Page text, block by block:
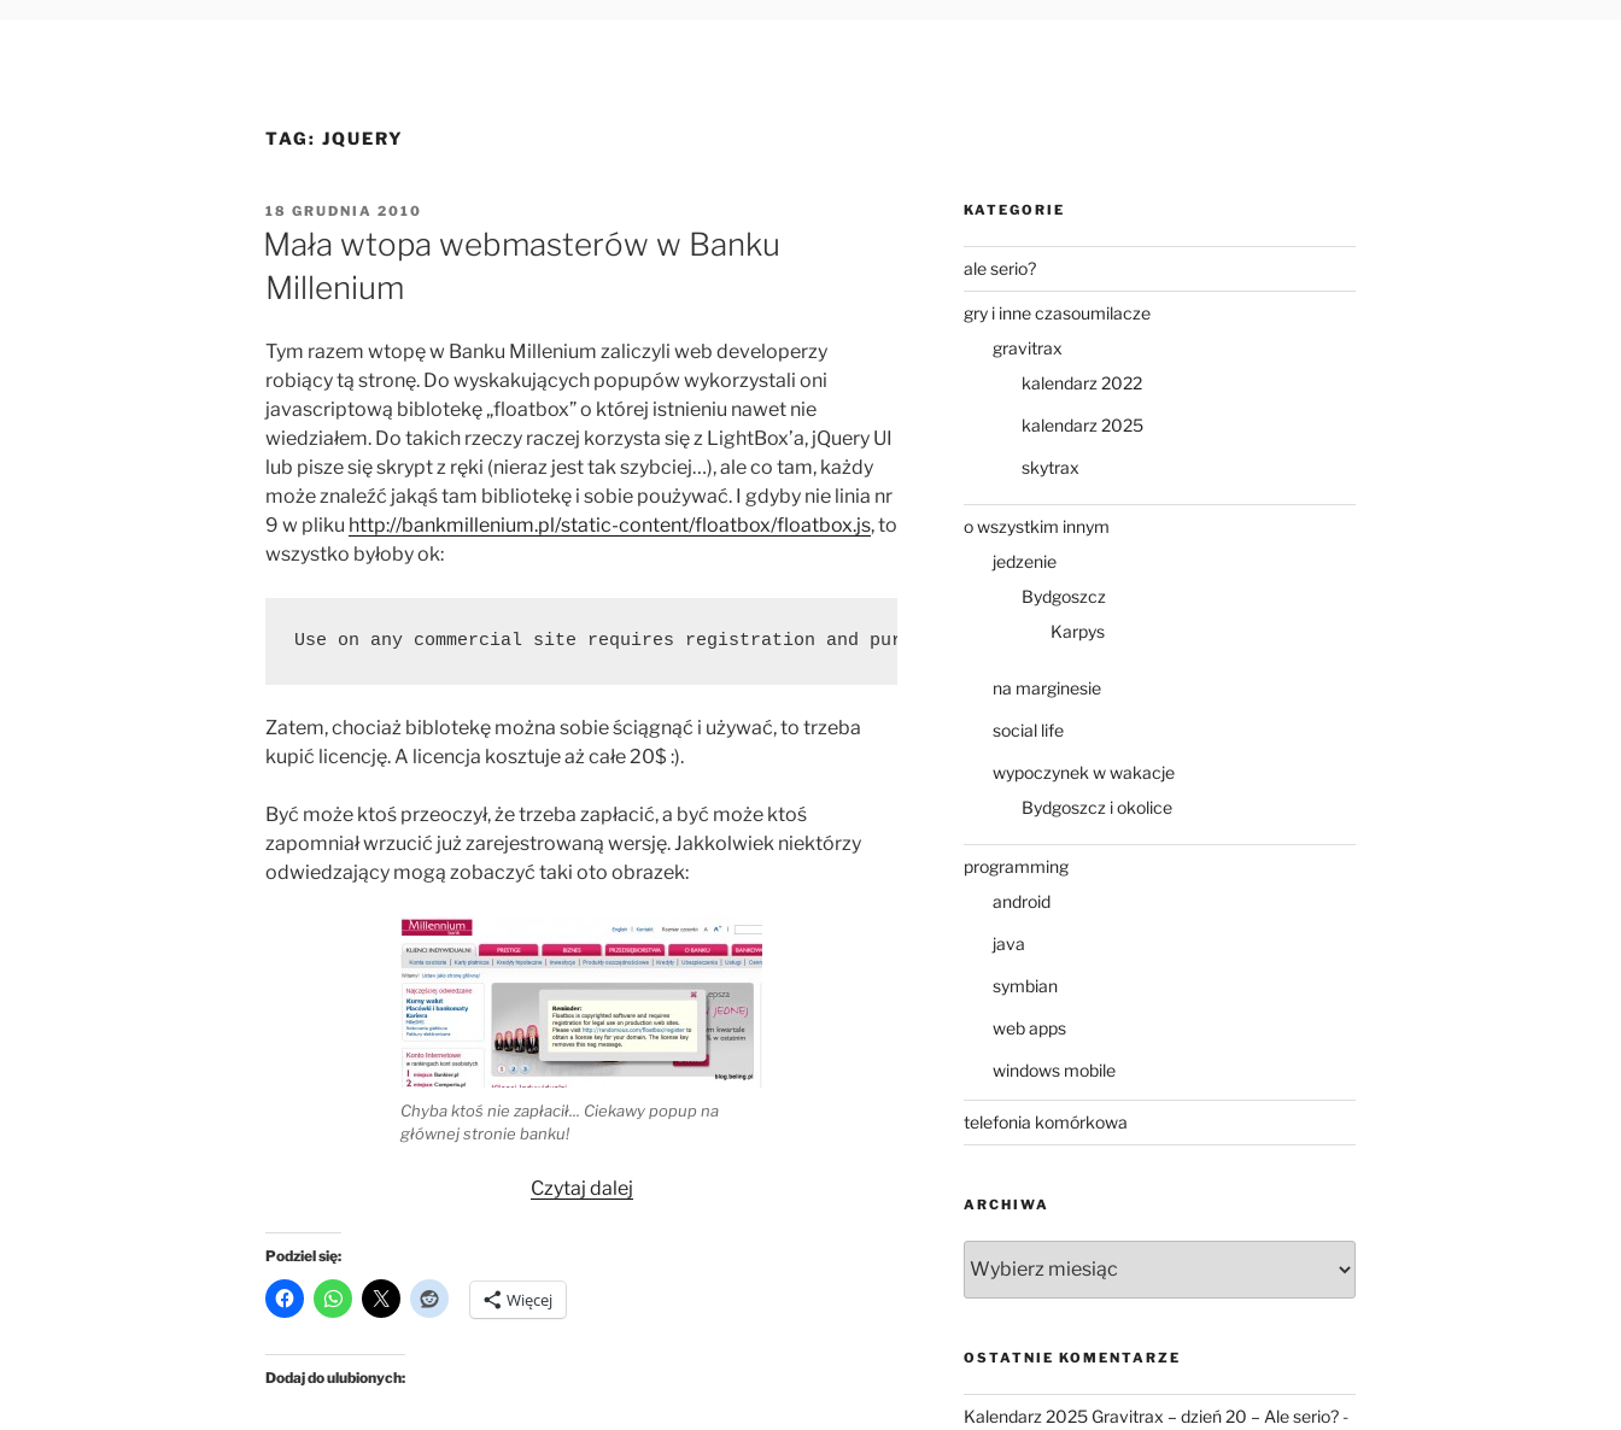
TAG: JQUERY
OPUBLIKOWANE
W
18 GRUDNIA 2010
Mała wtopa webmasterów w Banku
Millenium
Tym razem wtopę w Banku Millenium zaliczyli web developerzy
robiący tą stronę. Do wyskakujących popupów wykorzystali oni
javascriptową biblotekę „floatbox” o której istnieniu nawet nie
wiedziałem. Do takich rzeczy raczej korzysta się z LightBox’a, jQuery UI
lub pisze się skrypt z ręki (nieraz jest tak szybciej…), ale co tam, każdy
może znaleźć jakąś tam bibliotekę i sobie poużywać. I gdyby nie linia nr
9 w pliku http://bankmillenium.pl/static-content/floatbox/floatbox.js, to
wszystko byłoby ok:
Use on any commercial site requires registration and purchase of a license key.
Zatem, chociaż biblotekę można sobie ściągnąć i używać, to trzeba
kupić licencję. A licencja kosztuje aż całe 20$ :).
Być może ktoś przeoczył, że trzeba zapłacić, a być może ktoś
zapomniał wrzucić już zarejestrowaną wersję. Jakkolwiek niektórzy
odwiedzający mogą zobaczyć taki oto obrazek:
Chyba ktoś nie zapłacił... Ciekawy popup na
głównej stronie banku!
Czytaj dalej„Mała
Podziel się:
Więcej
Dodaj do ulubionych:
KATEGORIE
ale serio?
gry i inne czasoumilacze
gravitrax
kalendarz 2022
kalendarz 2025
skytrax
o wszystkim innym
jedzenie
Bydgoszcz
Karpys
na marginesie
social life
wypoczynek w wakacje
Bydgoszcz i okolice
programming
android
java
symbian
web apps
windows mobile
telefonia komórkowa
ARCHIWA
OSTATNIE KOMENTARZE
Kalendarz 2025 Gravitrax – dzień 20 – Ale serio?-